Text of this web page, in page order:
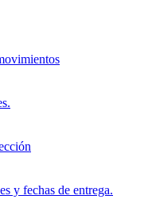
y fechas de entrega.